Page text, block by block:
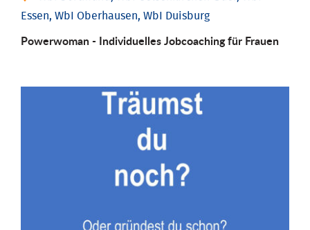
Essen, WbI Oberhausen, WbI Duisburg
Powerwoman - Individu­elles Job­coaching für Frauen